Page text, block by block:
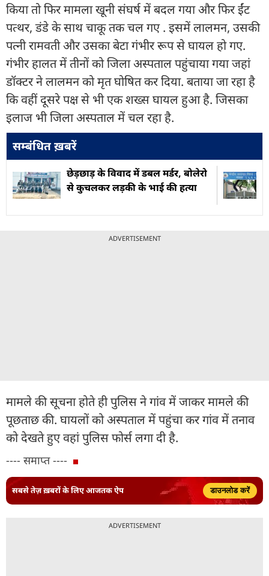
किया तो फिर मामला खूनी संघर्ष में बदल गया और फिर ईंट
पत्थर, डंडे के साथ चाकू तक चल गए . इसमें लालमन, उसकी
पत्नी रामवती और उसका बेटा गंभीर रूप से घायल हो गए.
गंभीर हालत में तीनों को जिला अस्पताल पहुंचाया गया जहां
डॉक्टर ने लालमन को मृत घोषित कर दिया. बताया जा रहा है
कि वहीं दूसरे पक्ष से भी एक शख्स घायल हुआ है. जिसका
इलाज भी जिला अस्पताल में चल रहा है.
सम्बंधित ख़बरें
छेड़छाड़ के विवाद में डबल मर्डर, बोलेरो
से कुचलकर लड़की के भाई की हत्या
ADVERTISEMENT
मामले की सूचना होते ही पुलिस ने गांव में जाकर मामले की
पूछताछ की. घायलों को अस्पताल में पहुंचा कर गांव में तनाव
को देखते हुए वहां पुलिस फोर्स लगा दी है.
---- समाप्त ----
सबसे तेज़ ख़बरों के लिए आजतक ऐप डाउनलोड करें
ADVERTISEMENT